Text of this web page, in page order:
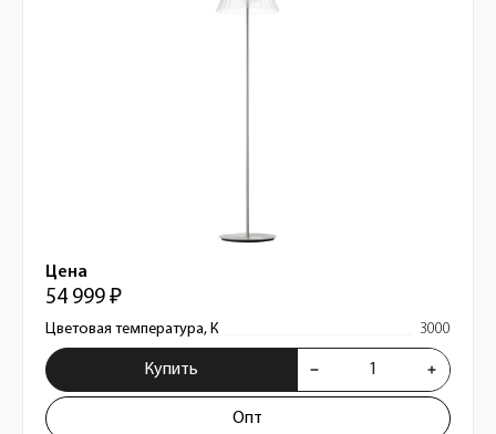
Цена
54 999 ₽
Цветовая температура, К 3000
Купить
Опт